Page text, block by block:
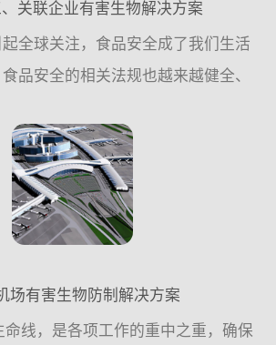
关联企业有害生物解决方案
全球关注，食品安全成了我们生活
品安全的相关法规也越来越健全、
品从业人员及管理者，对食品安全的
关注度，对食品安...
场有害生物防制解决方案
命线，是各项工作的重中之重，确保